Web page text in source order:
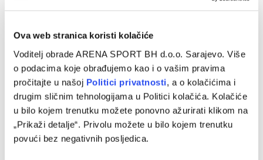
Ova web stranica koristi kolačiće
Voditelj obrade ARENA SPORT BH d.o.o. Sarajevo. Više
o podacima koje obrađujemo kao i o vašim pravima
pročitajte u našoj Politici privatnosti, a o kolačićima i
drugim sličnim tehnologijama u Politici kolačića. Kolačiće
u bilo kojem trenutku možete ponovno ažurirati klikom na
„Prikaži detalje“. Privolu možete u bilo kojem trenutku
povući bez negativnih posljedica.